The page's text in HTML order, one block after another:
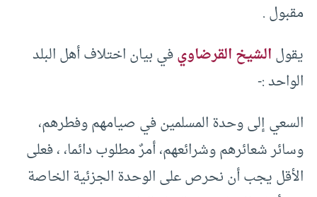
مقبول .
يقولالشيخ القرضاويفي بيان اختلاف أهل البلد
الواحد :-
السعي إلى وحدة المسلمين في صيامهم وفطرهم،
وسائر شعائرهم وشرائعهم، أمرٌ مطلوب دائما، ، فعلى
الأقل يجب أن نحرص على الوحدة الجزئية الخاصة